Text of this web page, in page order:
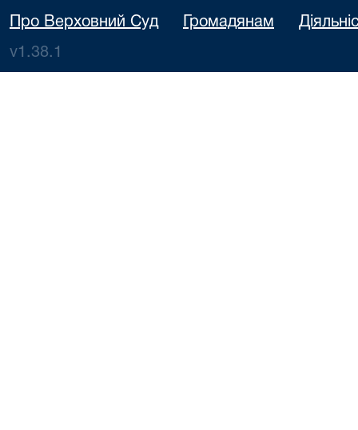
Про Верховний Суд Громадянам
v1.38.1